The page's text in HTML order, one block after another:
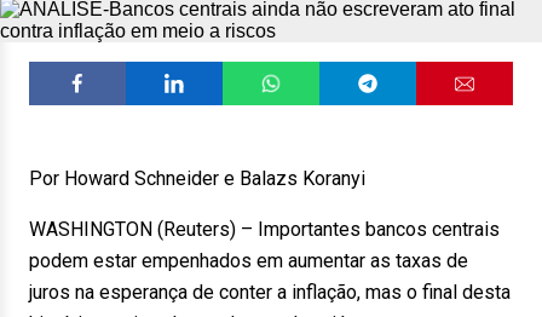
Por Howard Schneider e Balazs Koranyi
WASHINGTON (Reuters) – Importantes bancos centrais
podem estar empenhados em aumentar as taxas de
juros na esperança de conter a inflação, mas o final desta